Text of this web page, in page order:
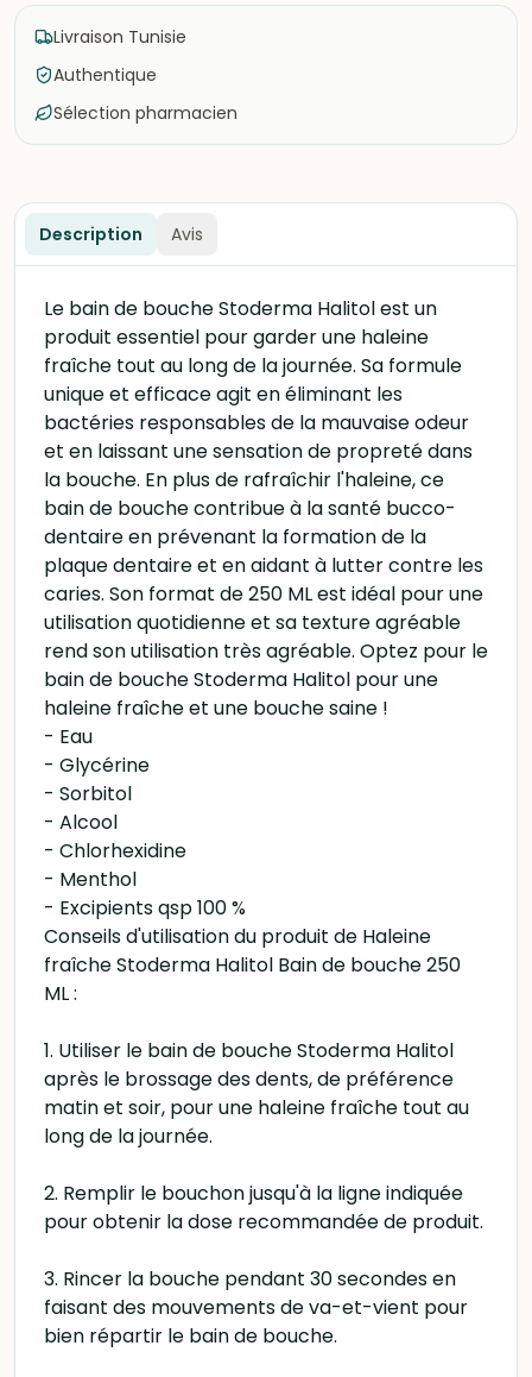
Livraison Tunisie
Authentique
Sélection pharmacien
Description Avis
Le bain de bouche Stoderma Halitol est un
produit essentiel pour garder une haleine
fraîche tout au long de la journée. Sa formule
unique et efficace agit en éliminant les
bactéries responsables de la mauvaise odeur
et en laissant une sensation de propreté dans
la bouche. En plus de rafraîchir l'haleine, ce
bain de bouche contribue à la santé bucco-
dentaire en prévenant la formation de la
plaque dentaire et en aidant à lutter contre les
caries. Son format de 250 ML est idéal pour une
utilisation quotidienne et sa texture agréable
rend son utilisation très agréable. Optez pour le
bain de bouche Stoderma Halitol pour une
haleine fraîche et une bouche saine !
- Eau
- Glycérine
- Sorbitol
- Alcool
- Chlorhexidine
- Menthol
- Excipients qsp 100 %
Conseils d'utilisation du produit de Haleine
fraîche Stoderma Halitol Bain de bouche 250
ML :
1. Utiliser le bain de bouche Stoderma Halitol
après le brossage des dents, de préférence
matin et soir, pour une haleine fraîche tout au
long de la journée.
2. Remplir le bouchon jusqu'à la ligne indiquée
pour obtenir la dose recommandée de produit.
3. Rincer la bouche pendant 30 secondes en
faisant des mouvements de va-et-vient pour
bien répartir le bain de bouche.